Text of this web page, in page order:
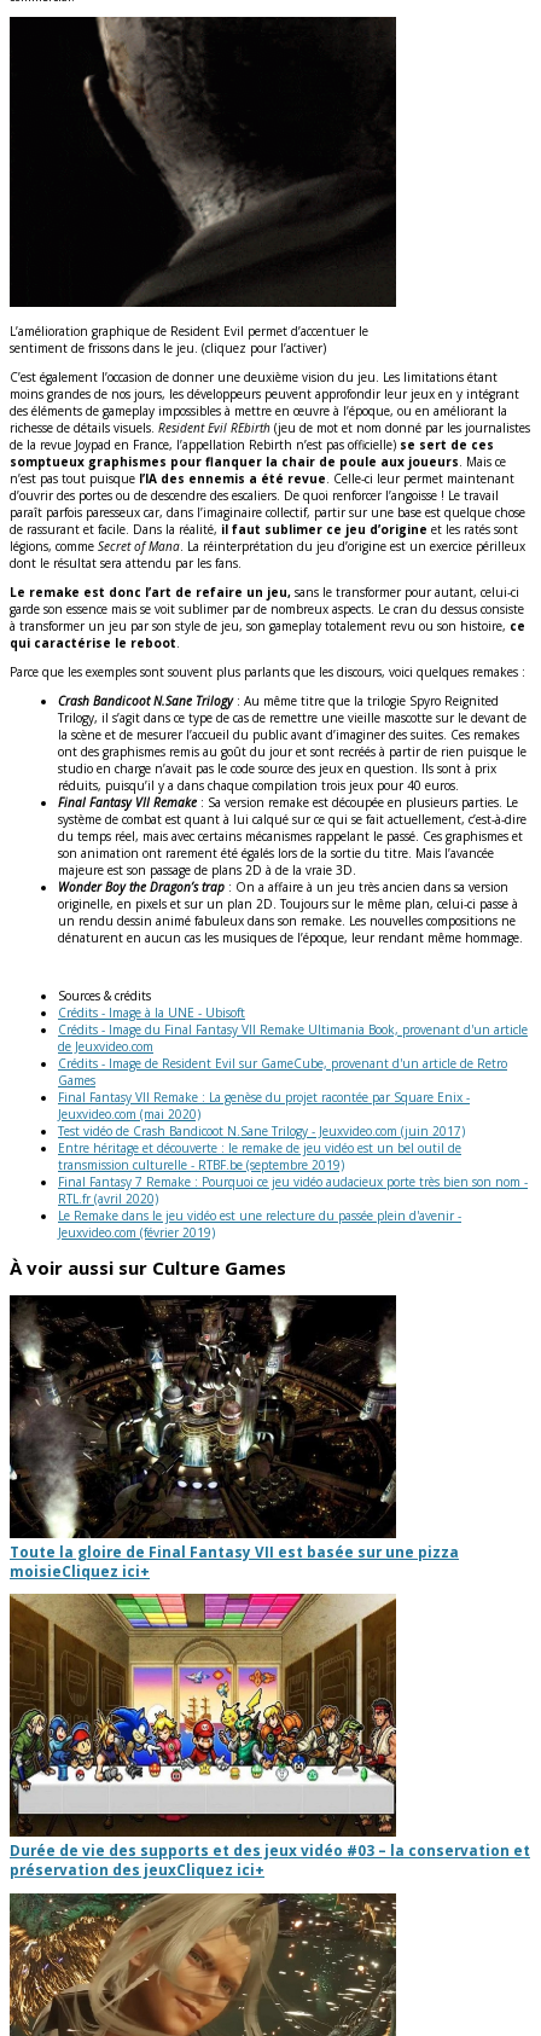
L’amélioration graphique de Resident Evil permet d’accentuer le
sentiment de frissons dans le jeu. (cliquez pour l’activer)
C’est également l’occasion de donner une deuxième vision du jeu. Les limitations étant
moins grandes de nos jours, les développeurs peuvent approfondir leur jeux en y intégrant
des éléments de gameplay impossibles à mettre en œuvre à l’époque, ou en améliorant la
richesse de détails visuels. Resident Evil REbirth (jeu de mot et nom donné par les journalistes
de la revue Joypad en France, l’appellation Rebirth n’est pas officielle) se sert de ces
somptueux graphismes pour flanquer la chair de poule aux joueurs . Mais ce
n’est pas tout puisque l’IA des ennemis a été revue . Celle-ci leur permet maintenant
d’ouvrir des portes ou de descendre des escaliers. De quoi renforcer l’angoisse ! Le travail
paraît parfois paresseux car, dans l’imaginaire collectif, partir sur une base est quelque chose
de rassurant et facile. Dans la réalité, il faut sublimer ce jeu d’origine et les ratés sont
légions, comme Secret of Mana . La réinterprétation du jeu d’origine est un exercice périlleux
dont le résultat sera attendu par les fans.
Le remake est donc l’art de refaire un jeu, sans le transformer pour autant, celui-ci
garde son essence mais se voit sublimer par de nombreux aspects. Le cran du dessus consiste
à transformer un jeu par son style de jeu, son gameplay totalement revu ou son histoire, ce
qui caractérise le reboot
Parce que les exemples sont souvent plus parlants que les discours, voici quelques remakes :
Crash Bandicoot N.Sane Trilogy : Au même titre que la trilogie Spyro Reignited
Trilogy, il s’agit dans ce type de cas de remettre une vieille mascotte sur le devant de
la scène et de mesurer l’accueil du public avant d’imaginer des suites. Ces remakes
ont des graphismes remis au goût du jour et sont recréés à partir de rien puisque le
studio en charge n’avait pas le code source des jeux en question. Ils sont à prix
réduits, puisqu’il y a dans chaque compilation trois jeux pour 40 euros.
Final Fantasy VII Remake : Sa version remake est découpée en plusieurs parties. Le
système de combat est quant à lui calqué sur ce qui se fait actuellement, c’est-à-dire
du temps réel, mais avec certains mécanismes rappelant le passé. Ces graphismes et
son animation ont rarement été égalés lors de la sortie du titre. Mais l’avancée
majeure est son passage de plans 2D à de la vraie 3D.
Wonder Boy the Dragon’s trap : On a affaire à un jeu très ancien dans sa version
originelle, en pixels et sur un plan 2D. Toujours sur le même plan, celui-ci passe à
un rendu dessin animé fabuleux dans son remake. Les nouvelles compositions ne
dénaturent en aucun cas les musiques de l’époque, leur rendant même hommage.
Sources & crédits
Crédits - Image à la UNE - Ubisoft
Crédits - Image du Final Fantasy VII Remake Ultimania Book, provenant d'un article
de Jeuxvideo.com
Crédits - Image de Resident Evil sur GameCube, provenant d'un article de Retro
Games
Final Fantasy VII Remake : La genèse du projet racontée par Square Enix -
Jeuxvideo.com (mai 2020)
Test vidéo de Crash Bandicoot N.Sane Trilogy - Jeuxvideo.com (juin 2017)
Entre héritage et découverte : le remake de jeu vidéo est un bel outil de
transmission culturelle - RTBF.be (septembre 2019)
Final Fantasy 7 Remake : Pourquoi ce jeu vidéo audacieux porte très bien son nom -
RTL.fr (avril 2020)
Le Remake dans le jeu vidéo est une relecture du passée plein d'avenir -
Jeuxvideo.com (février 2019)
À voir aussi sur Culture Games
Toute la gloire de Final Fantasy VII est basée sur une pizza
moisieCliquez ici+
Durée de vie des supports et des jeux vidéo #03 – la conservation et
préservation des jeuxCliquez ici+